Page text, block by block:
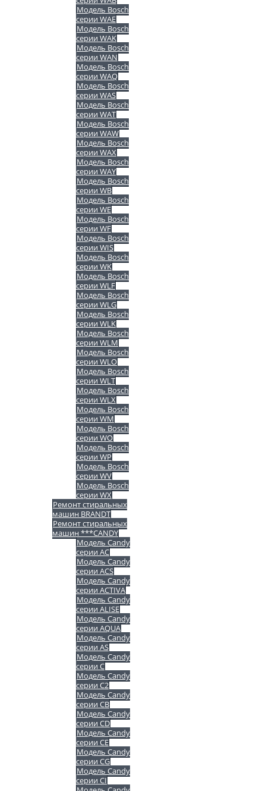
Модель Bosch
серии WAE
Модель Bosch
серии WAK
Модель Bosch
серии WAN
Модель Bosch
серии WAQ
Модель Bosch
серии WAS
Модель Bosch
серии WAT
Модель Bosch
серии WAW
Модель Bosch
серии WAX
Модель Bosch
серии WAY
Модель Bosch
серии WB
Модель Bosch
серии WE
Модель Bosch
серии WF
Модель Bosch
серии WIS
Модель Bosch
серии WK
Модель Bosch
серии WLF
Модель Bosch
серии WLG
Модель Bosch
серии WLK
Модель Bosch
серии WLM
Модель Bosch
серии WLO
Модель Bosch
серии WLT
Модель Bosch
серии WLX
Модель Bosch
серии WM
Модель Bosch
серии WO
Модель Bosch
серии WP
Модель Bosch
серии WV
Модель Bosch
серии WX
Ремонт стиральных
машин BRANDT
Ремонт стиральных
машин ***CANDY
Модель Candy
серии AC
Модель Candy
серии ACS
Модель Candy
серии ACTIVA
Модель Candy
серии ALISE
Модель Candy
серии AQUA
Модель Candy
серии AS
Модель Candy
серии C
Модель Candy
серии C2
Модель Candy
серии CB
Модель Candy
серии CD
Модель Candy
серии CE
Модель Candy
серии CG
Модель Candy
серии CI